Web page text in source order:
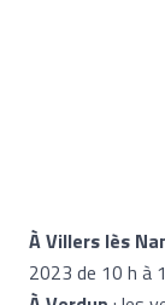
À Villers lès
2023 de 10 h à